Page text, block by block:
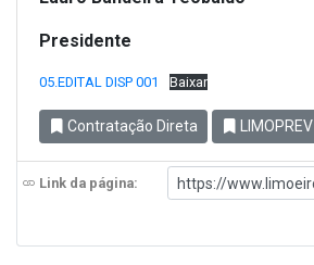
Presidente
05.EDITAL DISP 001 Baixar
Contratação Direta LIMOPREV
Link da página: